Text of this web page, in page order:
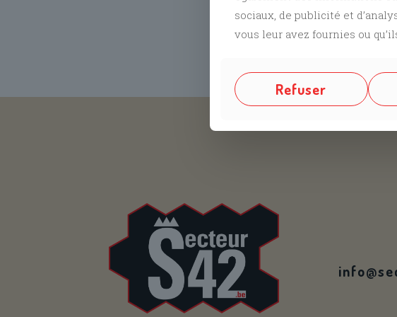
sociaux, de publicité et
vous leur avez fournies ou
Refuser